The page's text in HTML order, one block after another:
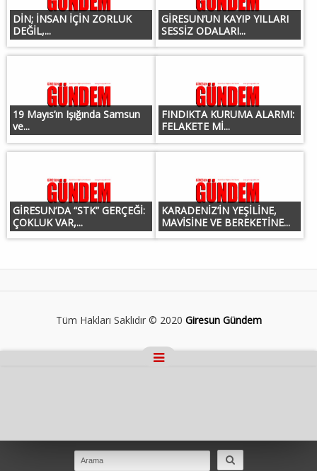
DİN; İNSAN İÇİN ZORLUK
DEĞİL,...
GİRESUN’UN KAYIP YILLARI
SESSİZ ODALARI...
19 Mayıs’ın Işığında Samsun
ve...
FINDIKTA KURUMA ALARMI:
FELAKETE Mİ...
GİRESUN’DA “STK” GERÇEĞİ:
ÇOKLUK VAR,...
KARADENİZ’İN YEŞİLİNE,
MAVİSİNE VE BEREKETİNE...
Tüm Hakları Saklıdır © 2020 Giresun Gündem